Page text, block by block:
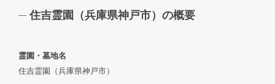
住吉霊園（兵庫県神戸市）の概要
霊園・墓地名
住吉霊園（兵庫県神戸市）